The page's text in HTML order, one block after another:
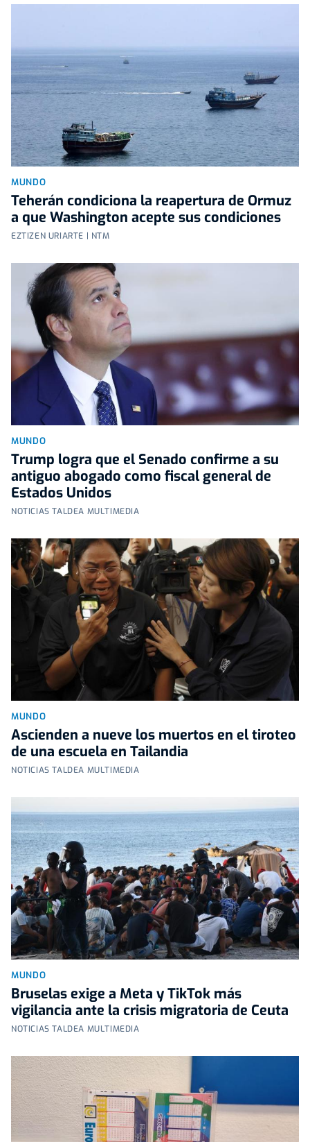
MUNDO
Teherán condiciona la reapertura de Ormuz
a que Washington acepte sus condiciones
EZTIZEN URIARTE | NTM
MUNDO
Trump logra que el Senado confirme a su
antiguo abogado como fiscal general de
Estados Unidos
NOTICIAS TALDEA MULTIMEDIA
MUNDO
Ascienden a nueve los muertos en el tiroteo
de una escuela en Tailandia
NOTICIAS TALDEA MULTIMEDIA
MUNDO
Bruselas exige a Meta y TikTok más
vigilancia ante la crisis migratoria de Ceuta
NOTICIAS TALDEA MULTIMEDIA